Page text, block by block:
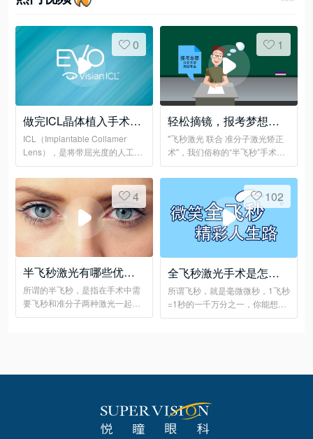
做完ICL晶体植入手术，
可以潜水、攀岩......吗？
ICL（Implantable Collamer
Lens），是将带屈光度的人工晶
体植入虹膜与晶体之间，来达到
矫正近视的目的。
0
轻松摘镜，报考梦想职
业
"飞秒激光 联合 准分子激光矫正
术"，我们俗称的“半飞秒”手术，
全程无刀、无痛、快捷！
1
半飞秒激光有哪些优
点？
所谓的半飞秒，是指在手术中需
要飞秒和准分子两种激光一起完
成的全激光手术
4
全飞秒激光手术是怎么
做的
所谓飞秒，就是毫微微秒，1飞秒
=1秒的一千万分之一，你能想象
这有多快吗？
102